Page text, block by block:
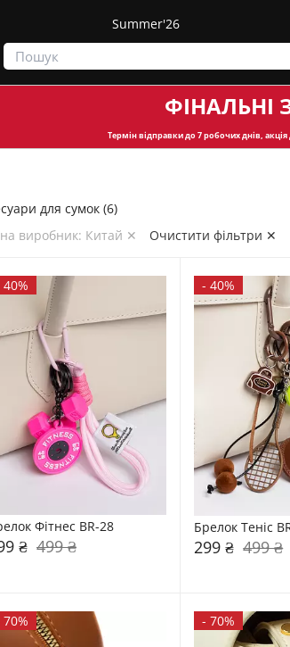
Summer'26
Термін відправкидо 7 робочих днів, акція
для сумок (6)
виробник: Китай ✕
Очистити фільтри ✕
40%
Фітнес BR-28
₴ 499 ₴
-40%
Брелок Теніс
299 ₴ 499 ₴
70% -70%